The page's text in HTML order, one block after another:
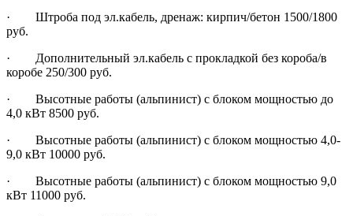
· Штроба под эл.кабель, дренаж: кирпич/бетон 1500/1800
руб.
· Дополнительный эл.кабель с прокладкой без короба/в
коробе 250/300 руб.
· Высотные работы (альпинист) с блоком мощностью до
4,0 кВт 8500 руб.
· Высотные работы (альпинист) с блоком мощностью 4,0-
9,0 кВт 10000 руб.
· Высотные работы (альпинист) с блоком мощностью 9,0
кВт 11000 руб.